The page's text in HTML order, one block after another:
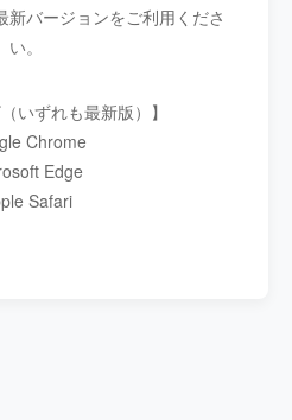
新バージョンをご利用くださ
い。
いずれも最新版）】
Chrome
Edge
Safari